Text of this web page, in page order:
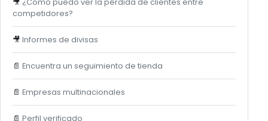
🎥 ¿Cómo puedo ver la pérdida de clientes entre
competidores?
🎥 Informes de divisas
📄 Encuentra un seguimiento de tienda
📄 Empresas multinacionales
📄 Perfil verificado